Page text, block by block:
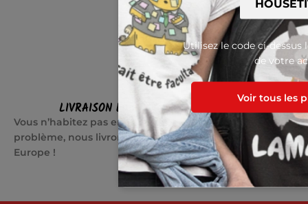
LIVRAISON EN EUROPE
Vous n’habitez pas en France ? Pas de
problème, nous livrons partout en
Europe !
Quelque
jours pour
Utilisez le code ci-dessus
de votre
Voir tous les